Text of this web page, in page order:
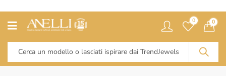
0 0